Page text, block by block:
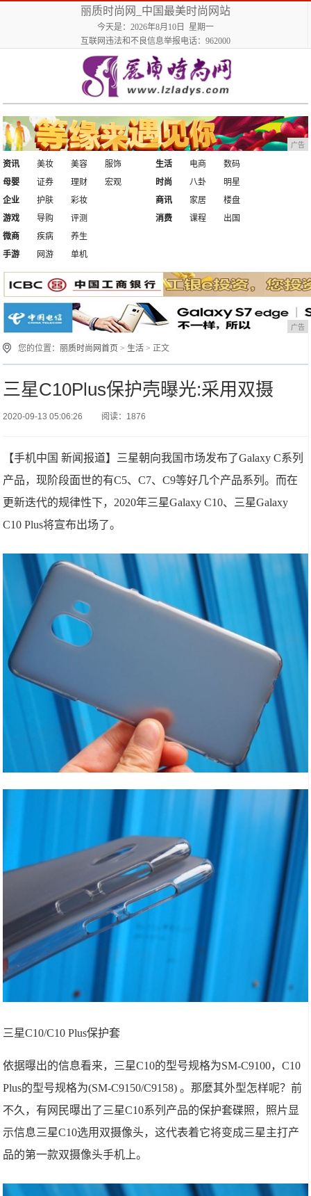
丽质时尚网_中国最美时尚网站
今天是：2026年8月10日 星期一
互联网违法和不良信息举报电话：962000
广告
资讯 美妆 美容
服饰
母婴
证券 理财 宏观
生活 电商
数码
时尚
八卦
明星
企业
护肤
彩妆
游戏
导购 评测
商讯 家居
楼盘
消费
课程
出国
微商
疾病
养生
手游
网游 单机
广告
您的位置： 丽质时尚网首页 > 生活 > 正文
三星C10Plus保护壳曝光:采用双摄
2020-09-13 05:06:26 阅读：1876
【手机中国 新闻报道】三星朝向我国市场发布了Galaxy C系列
产品，现阶段面世的有C5、C7、C9等好几个产品系列。而在
更新迭代的规律性下，2020年三星Galaxy C10、三星Galaxy
C10 Plus将宣布出场了。
三星C10/C10 Plus保护套
依据曝出的信息看来，三星C10的型号规格为SM-C9100，C10
Plus的型号规格为(SM-C9150/C9158) 。那麼其外型怎样呢？前
不久，有网民曝出了三星C10系列产品的保护套碟照，照片显
示信息三星C10选用双摄像头，这代表着它将变成三星主打产
品的第一款双摄像头手机上。